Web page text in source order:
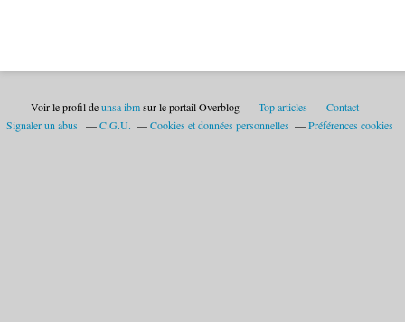
Voir le profil deunsa ibmsur le portail Overblog Top articles
Contact
Signaler un abus
C.G.U. Cookies et données personnelles Préférences cookies